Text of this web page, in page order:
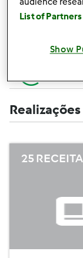
+1
ponto
Avaliar
ponto
Realizações
25
List of
Show